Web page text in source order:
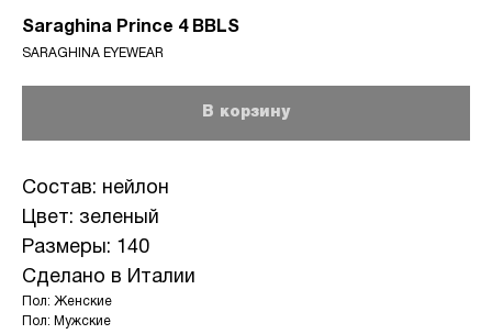
Saraghina Prince 4 BBLS
SARAGHINA EYEWEAR
В корзину
Состав: нейлон
Цвет: зеленый
Размеры: 140
Сделано в Италии
Пол: Женские
Пол: Мужские